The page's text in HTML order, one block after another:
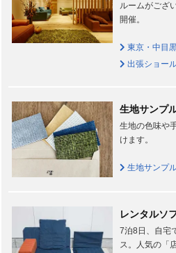
ルームがござ
開催。
東京・中目
出張ショー
生地サンプ
生地の色味や
けます。
生地サンプ
レンタルソ
7泊8日、自宅
ス。人気の「